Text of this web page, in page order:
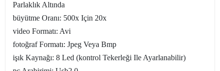
Parlaklık Altında
büyütme Oranı: 500x Için 20x
video Formatı: Avi
fotoğraf Formatı: Jpeg Veya Bmp
işık Kaynağı: 8 Led (kontrol Tekerleği Ile Ayarlanabilir)